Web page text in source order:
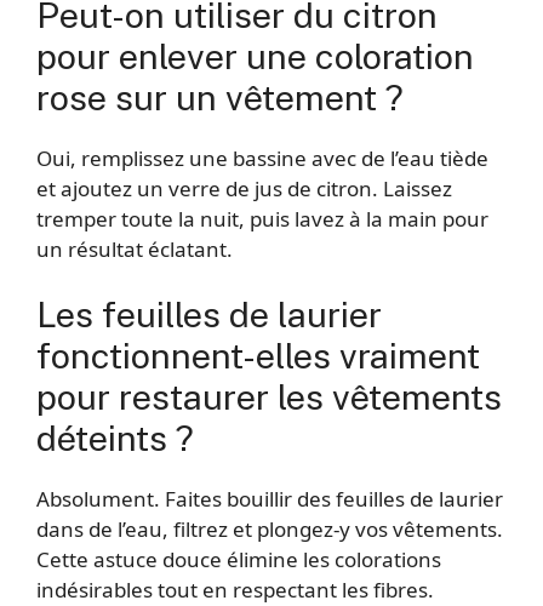
Peut-on utiliser du citron
pour enlever une coloration
rose sur un vêtement ?
Oui, remplissez une bassine avec de l’eau tiède
et ajoutez un verre de jus de citron. Laissez
tremper toute la nuit, puis lavez à la main pour
un résultat éclatant.
Les feuilles de laurier
fonctionnent-elles vraiment
pour restaurer les vêtements
déteints ?
Absolument. Faites bouillir des feuilles de laurier
dans de l’eau, filtrez et plongez-y vos vêtements.
Cette astuce douce élimine les colorations
indésirables tout en respectant les fibres.